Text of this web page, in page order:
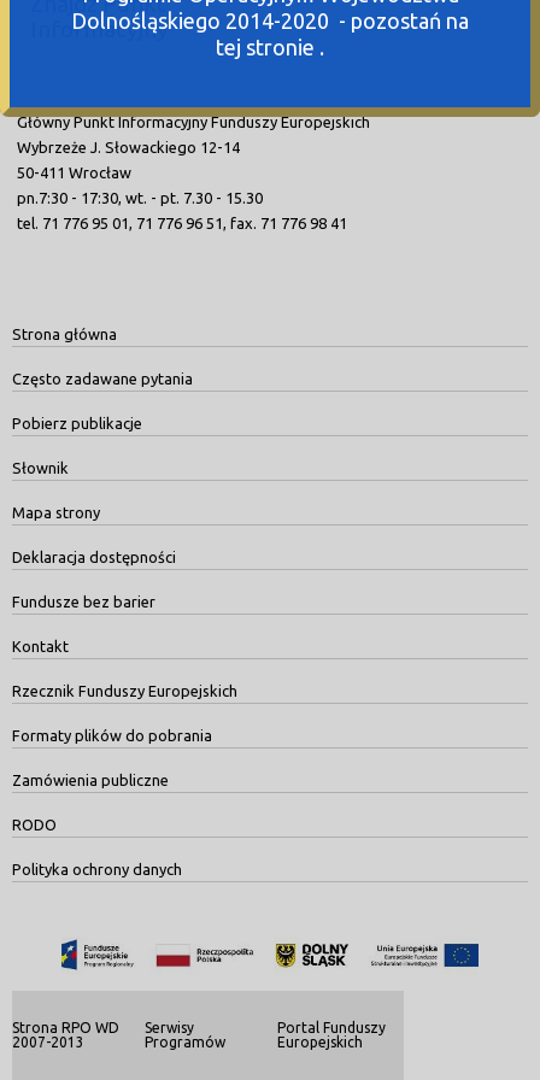
Informacyjny
Główny Punkt Informacyjny Funduszy Europejskich
Wybrzeże J. Słowackiego 12-14
50-411 Wrocław
pn.7:30 - 17:30, wt. - pt. 7.30 - 15.30
tel. 71 776 95 01, 71 776 96 51, fax. 71 776 98 41
Strona główna
Często zadawane pytania
Pobierz publikacje
Słownik
Mapa strony
Deklaracja dostępności
Fundusze bez barier
Kontakt
Rzecznik Funduszy Europejskich
Formaty plików do pobrania
Zamówienia publiczne
RODO
Polityka ochrony danych
Strona RPO WD
2007-2013
Serwisy
Programów
Portal Funduszy
Europejskich
Dolnośląskiego 2014-2020 - pozostań na
tej stronie .